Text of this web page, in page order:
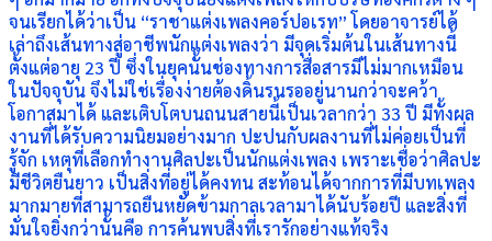
จนเรียกได้ว่าเป็น “ราชาแต่งเพลงคอร์ปอเรท” โดยอาจารย์ได้
เล่าถึงเส้นทางสู่อาชีพนักแต่งเพลงว่า มีจุดเริ่มต้นในเส้นทางนี้
ตั้งแต่อายุ 23 ปี ซึ่งในยุคนั้นช่องทางการสื่อสารมีไม่มากเหมือน
ในปัจจุบัน จึงไม่ใช่เรื่องง่ายต้องดิ้นรนรออยู่นานกว่าจะคว้า
โอกาสมาได้ และเติบโตบนถนนสายนี้เป็นเวลากว่า 33 ปี มีทั้งผล
งานที่ได้รับความนิยมอย่างมาก ปะปนกับผลงานที่ไม่ค่อยเป็นที่
รู้จัก เหตุที่เลือกทำงานศิลปะเป็นนักแต่งเพลง เพราะเชื่อว่าศิลปะ
มีชีวิตยืนยาว เป็นสิ่งที่อยู่ได้คงทน สะท้อนได้จากการที่มีบทเพลง
มากมายที่สามารถยืนหยัดข้ามกาลเวลามาได้นับร้อยปี และสิ่งที่
มั่นใจยิ่งกว่านั้นคือ การค้นพบสิ่งที่เรารักอย่างแท้จริง